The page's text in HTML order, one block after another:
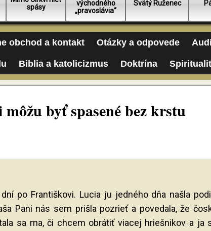
spásy
východného
„pravoslávia“
Svätý Ruženec
obchod a kontakt Otázky a odpovede
Biblia a katolicizmus Doktrína
byť spasené bez krstu
po Františkovi. Lucia ju jedného dňa našla
Pani nás sem prišla pozrieť a povedala, že
sa ma, či chcem obrátiť viacej hriešnikov a ja